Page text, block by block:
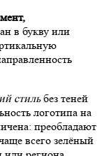
в букву или
стильбез теней
логотипа на
преобладают
всего зелёный